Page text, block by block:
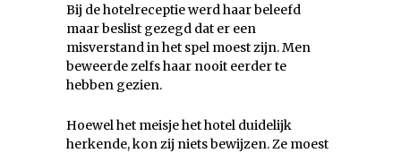
Bij de hotelreceptie werd haar beleefd
maar beslist gezegd dat er een
misverstand in het spel moest zijn. Men
beweerde zelfs haar nooit eerder te
hebben gezien.
Hoewel het meisje het hotel duidelijk
herkende, kon zij niets bewijzen. Ze moest